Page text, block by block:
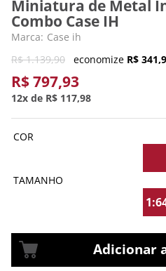
Miniatura de Metal
Combo Case IH
Case ih
R$ 1.139,90 economize R$ 341,
R$797,93
12 R$ 117,98
COR
TAMANHO
Adicionar